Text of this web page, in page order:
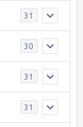
31
30
31
31